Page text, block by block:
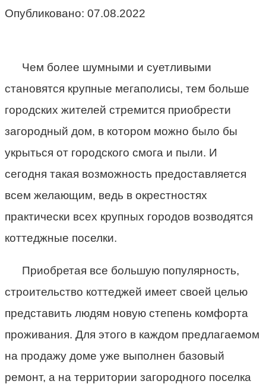
Опубликовано: 07.08.2022
Чем более шумными и суетливыми
становятся крупные мегаполисы, тем больше
городских жителей стремится приобрести
загородный дом, в котором можно было бы
укрыться от городского смога и пыли. И
сегодня такая возможность предоставляется
всем желающим, ведь в окрестностях
практически всех крупных городов возводятся
коттеджные поселки.
Приобретая все большую популярность,
строительство коттеджей имеет своей целью
представить людям новую степень комфорта
проживания. Для этого в каждом предлагаемом
на продажу доме уже выполнен базовый
ремонт, а на территории загородного поселка